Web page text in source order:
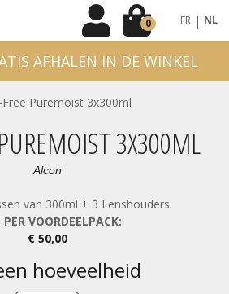
0 FR | NL
AFHALEN IN DE WINKEL
3X300ML
Alcon
van 300ml + 3 Lenshouders
PER VOORDEELPACK:
€ 50,00
hoeveelheid